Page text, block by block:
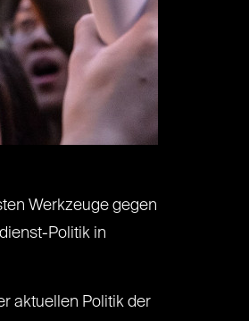
Werkzeuge gegen
Politik in
aktuellen Politik der